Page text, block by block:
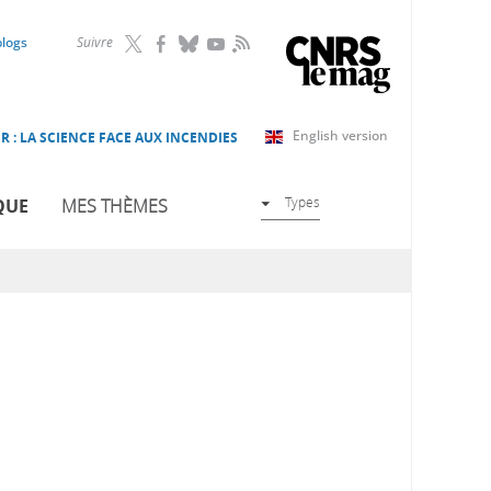
Suivre RSS
English version
: LA SCIENCE FACE AUX INCENDIES
MES THÈMES Types